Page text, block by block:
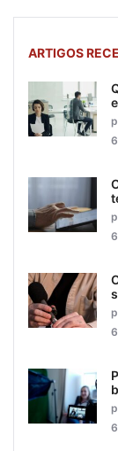
ARTIGOS